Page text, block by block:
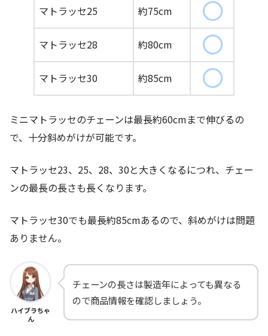
マトラッセ25 約75cm
マトラッセ28 約80cm
マトラッセ30 約85cm
ミニマトラッセのチェーンは最長約60cmまで伸びるの
で、十分斜めがけが可能です。
マトラッセ23、25、28、30と大きくなるにつれ、チェー
ンの最長の長さも長くなります。
マトラッセ30でも最長約85cmあるので、斜めがけは問題
ありません。
ハイブラちゃ
ん
チェーンの長さは製造年によっても異なる
ので商品情報を確認しましょう。